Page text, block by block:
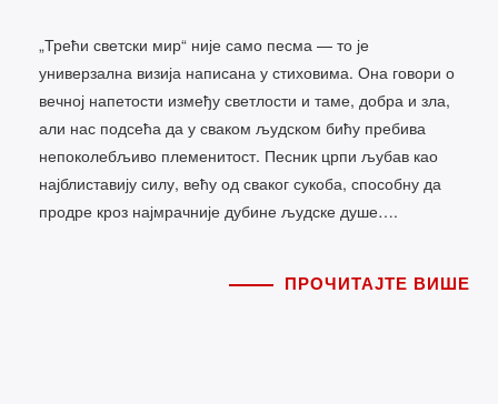
„Трећи светски мир“ није само песма — то је
универзална визија написана у стиховима. Она говори о
вечној напетости између светлости и таме, добра и зла,
али нас подсећа да у сваком људском бићу пребива
непоколебљиво племенитост. Песник црпи љубав као
најблиставију силу, већу од сваког сукоба, способну да
продре кроз најмрачније дубине људске душе….
ПРОЧИТАЈТЕ ВИШЕ